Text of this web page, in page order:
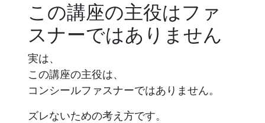
この講座の主役はファ
スナーではありません
実は、
この講座の主役は、
コンシールファスナーではありません。
ズレないための考え方です。